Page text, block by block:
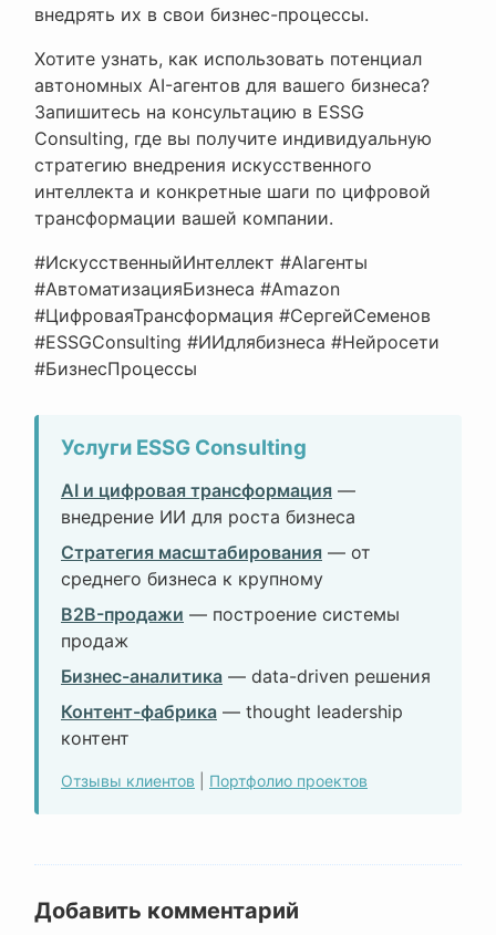
внедрять их в свои бизнес-процессы.
Хотите узнать, как использовать потенциал
автономных AI-агентов для вашего бизнеса?
Запишитесь на консультацию в ESSG
Consulting, где вы получите индивидуальную
стратегию внедрения искусственного
интеллекта и конкретные шаги по цифровой
трансформации вашей компании.
#ИскусственныйИнтеллект #AIагенты
#АвтоматизацияБизнеса #Amazon
#ЦифроваяТрансформация #СергейСеменов
#ESSGConsulting #ИИдлябизнеса #Нейросети
#БизнесПроцессы
Услуги ESSG Consulting
AI и цифровая трансформация —
внедрение ИИ для роста бизнеса
Стратегия масштабирования — от
среднего бизнеса к крупному
B2B-продажи — построение системы
продаж
Бизнес-аналитика — data-driven решения
Контент-фабрика — thought leadership
контент
Отзывы клиентов Портфолио проектов
Добавить комментарий